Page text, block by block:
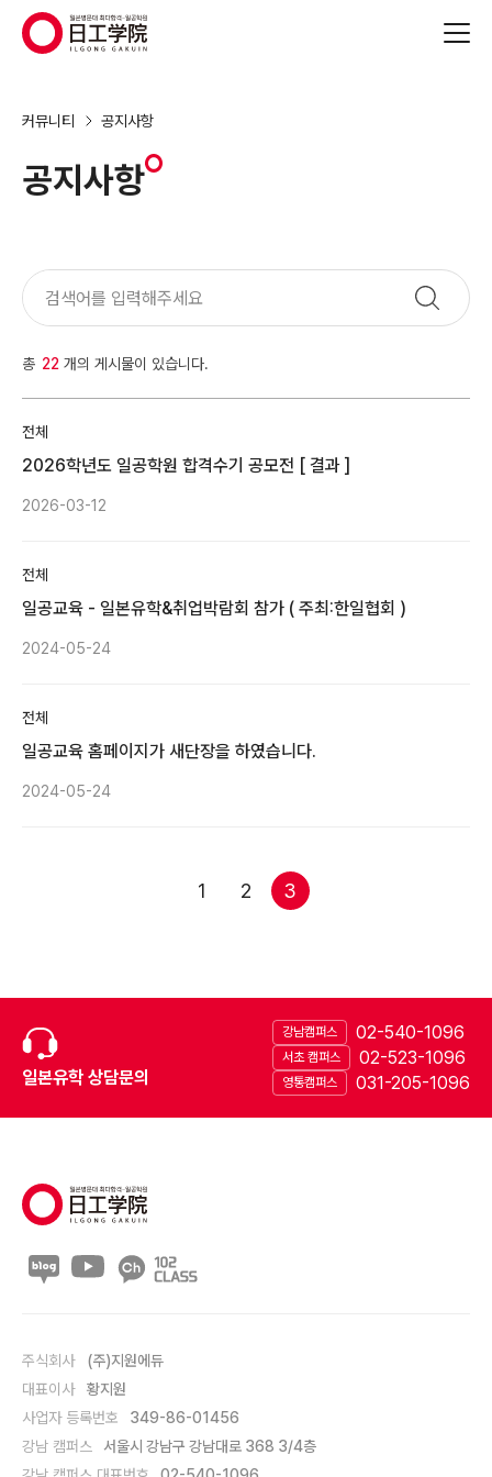
(주)지원에듀
커뮤니티 공지사항
공지사항
총 22 개의 게시물이 있습니다.
전체
2026학년도 일공학원 합격수기 공모전 [ 결과 ]
2026-03-12
전체
일공교육 - 일본유학&취업박람회 참가 ( 주최:한일협회 )
2024-05-24
전체
일공교육 홈페이지가 새단장을 하였습니다.
2024-05-24
1 2 3
일본유학 상담문의
강남캠퍼스 02-540-1096
서초 캠퍼스 02-523-1096
영통캠퍼스 031-205-1096
주식회사
(주)지원에듀
대표이사
황지원
사업자 등록번호
349-86-01456
강남 캠퍼스
서울시 강남구 강남대로 368 3/4층